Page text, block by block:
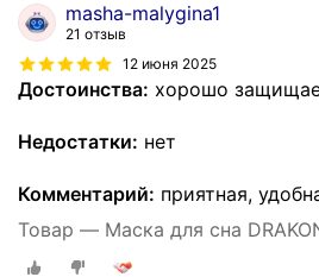
masha-malygina1
21 отзыв
12 июня 2025
Достоинства: хорошо
Недостатки: нет
Комментарий: приятная,
Товар — Маска для сна